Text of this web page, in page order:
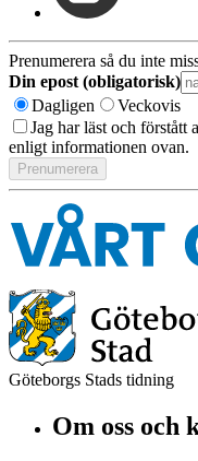
Prenumerera så du inte
Din epost (obligatorisk)
Dagligen
Veckovis
Jag har läst och förstått
enligt informationen ovan.
Göteborgs Stads tidning
Om oss och